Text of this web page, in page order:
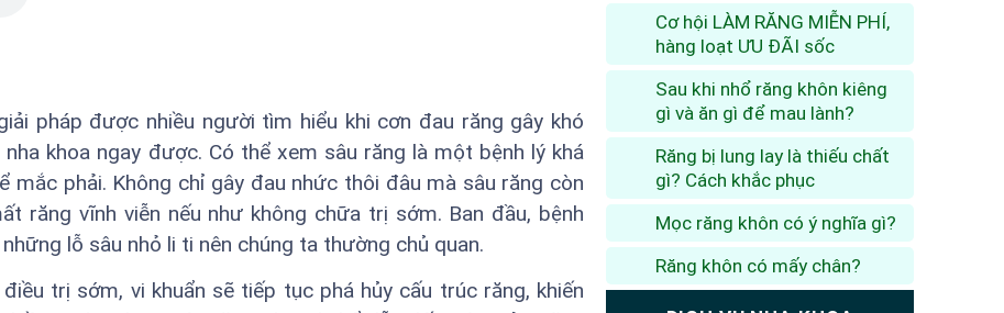
pháp được nhiều người tìm hiểu khi cơn đau răng gây khó
khoa ngay được. Có thể xem sâu răng là một bệnh lý khá
mắc phải. Không chỉ gây đau nhức thôi đâu mà sâu răng còn
răng vĩnh viễn nếu như không chữa trị sớm. Ban đầu, bệnh
lỗ sâu nhỏ li ti nên chúng ta thường chủ quan.
trị sớm, vi khuẩn sẽ tiếp tục phá hủy cấu trúc răng, khiến
Cơ hội LÀM RĂNG MIỄN PHÍ,
hàng loạt ƯU ĐÃI sốc
Sau khi nhổ răng khôn kiêng
gì và ăn gì để mau lành?
Răng bị lung lay là thiếu chất
gì? Cách khắc phục
Mọc răng khôn có ý nghĩa gì?
Răng khôn có mấy chân?